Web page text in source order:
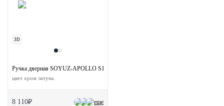
3D
еще
Ручка дверная SOYUZ-APOLLO S1-E SSB на квадратной розетке
цвет хром латунь
8 110₽